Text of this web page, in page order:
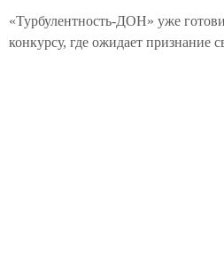
«Турбулентность-ДОН» уже
конкурсу, где ожидает признание